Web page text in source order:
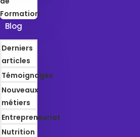
Formation
Blog
Derniers
articles
Témoignages
Nouveaux
métiers
Entrepreneuriat
Nutrition